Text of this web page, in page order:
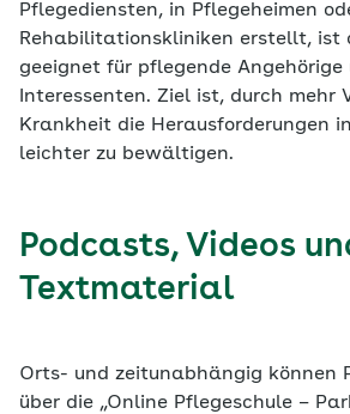
Pflegediensten, in Pflegeheimen
Rehabilitationskliniken erstellt, ist
geeignet für pflegende Angehörige
Interessenten. Ziel ist, durch mehr
Krankheit die Herausforderungen
leichter zu bewältigen.
Podcasts, Videos
Textmaterial
Orts- und zeitunabhängig können
über die „Online Pflegeschule –